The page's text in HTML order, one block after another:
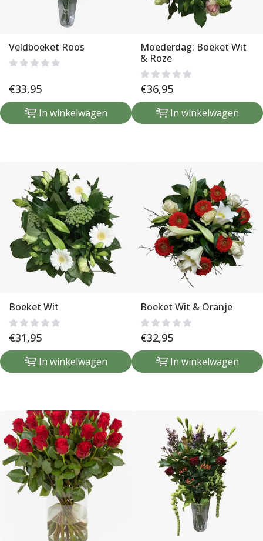
Veldboeket Roos
€33,95
In winkelwagen
Moederdag: Boeket Wit
& Roze
€36,95
In winkelwagen
Boeket Wit
€31,95
In winkelwagen
Boeket Wit & Oranje
€32,95
In winkelwagen